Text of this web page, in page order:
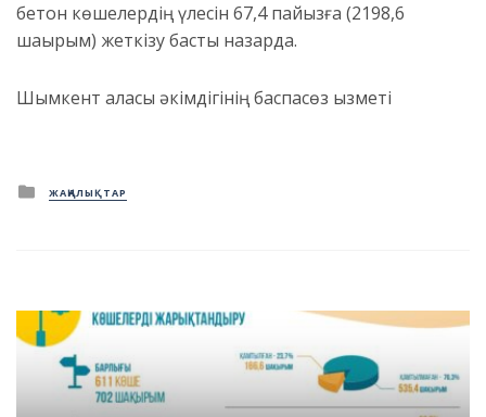
бетон көшелердің үлесін 67,4 пайызға (2198,6
шақырым) жеткізу басты назарда.
Шымкент қаласы әкімдігінің баспасөз қызметі
Posted
in
ЖАҢАЛЫҚТАР